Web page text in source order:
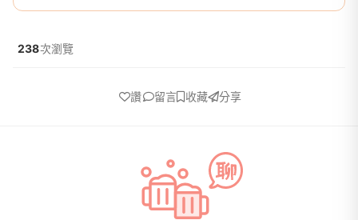
238次瀏覽
讚 留言 收藏 分享